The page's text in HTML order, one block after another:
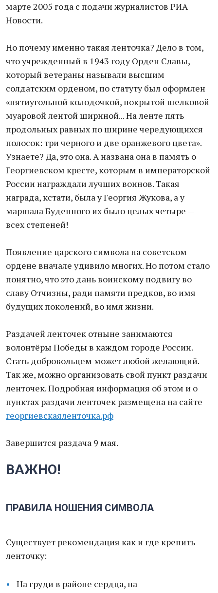
марте 2005 года с подачи журналистов РИА
Новости.
Но почему именно такая ленточка? Дело в том,
что учрежденный в 1943 году Орден Славы,
который ветераны называли высшим
солдатским орденом, по статуту был оформлен
«пятиугольной колодочкой, покрытой шелковой
муаровой лентой шириной... На ленте пять
продольных равных по ширине чередующихся
полосок: три черного и две оранжевого цвета».
Узнаете? Да, это она. А названа она в память о
Георгиевском кресте, которым в императорской
России награждали лучших воинов. Такая
награда, кстати, была у Георгия Жукова, а у
маршала Буденного их было целых четыре —
всех степеней!
Появление царского символа на советском
ордене вначале удивило многих. Но потом стало
понятно, что это дань воинскому подвигу во
славу Отчизны, ради памяти предков, во имя
будущих поколений, во имя жизни.
Раздачей ленточек отныне занимаются
волонтёры Победы в каждом городе России.
Стать добровольцем может любой желающий.
Так же, можно организовать свой пункт раздачи
ленточек. Подробная информация об этом и о
пунктах раздачи ленточек размещена на сайте
георгиевскаяленточка.рф
Завершится раздача 9 мая.
ВАЖНО!
ПРАВИЛА НОШЕНИЯ СИМВОЛА
Существует рекомендация как и где крепить
ленточку:
На груди в районе сердца, на